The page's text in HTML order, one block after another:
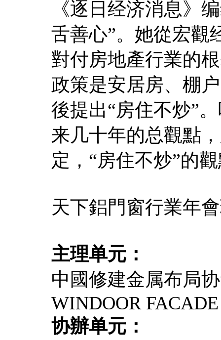
《逐日经济消息》
舌善心”。她從宏觀
對付房地產行業的
政策是安居房、棚
後提出“房住不炒”
来几十年的总觀點
定，“房住不炒”的
天下鋁門窗行業年
主理单元：
中國修建金属布局
WINDOOR
协辦单元：